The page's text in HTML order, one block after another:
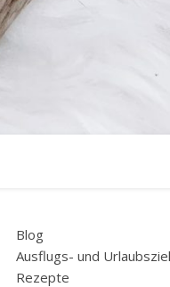
Blog
Ausflugs- und
Rezepte